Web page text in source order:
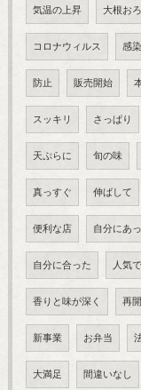
気温の上昇 大根お
コロナウィルス 感
防止 販売開始
スッキリ さっぱり
天ぷらに 旬の味
真っすぐ 伸ばして
便利な店 自分にあ
自分に合った 人気
香りと味が深く 再開
新事業 お弁当
大満足 間違いなし